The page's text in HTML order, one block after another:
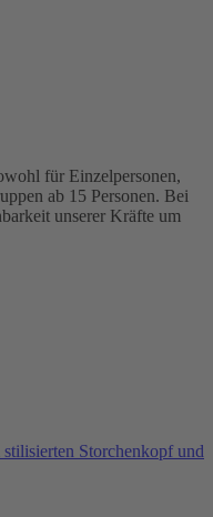
für Einzelpersonen,
ab 15 Personen. Bei
unserer Kräfte um